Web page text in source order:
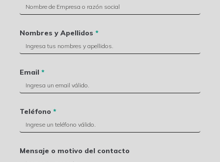
Nombres y Apellidos*
Email*
Teléfono*
Mensaje o motivo del contacto